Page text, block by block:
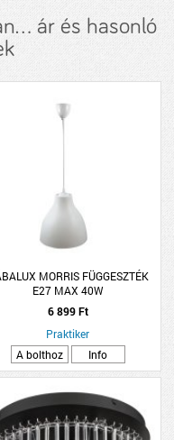
ár és hasonló
MORRIS FÜGGESZTÉK
E27 MAX 40W
6 899 Ft
Praktiker
A bolthoz
Info